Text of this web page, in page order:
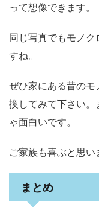
って想像できます。
同じ写真でもモノク
すね。
ぜひ家にある昔の
換してみて下さい。
ゃ面白いです。
ご家族も喜ぶと思い
まとめ